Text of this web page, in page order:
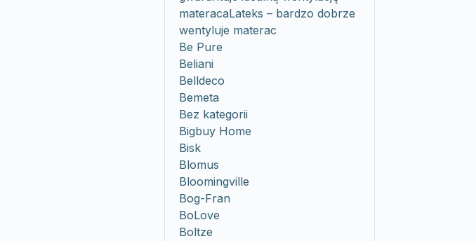
materacaLateks – bardzo dobrze
wentyluje materac
Be Pure
Beliani
Belldeco
Bemeta
Bez kategorii
Bigbuy Home
Bisk
Blomus
Bloomingville
Bog-Fran
BoLove
Boltze